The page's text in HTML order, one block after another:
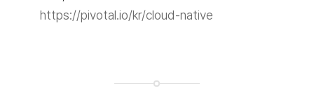
https://pivotal.io/kr/cloud-native